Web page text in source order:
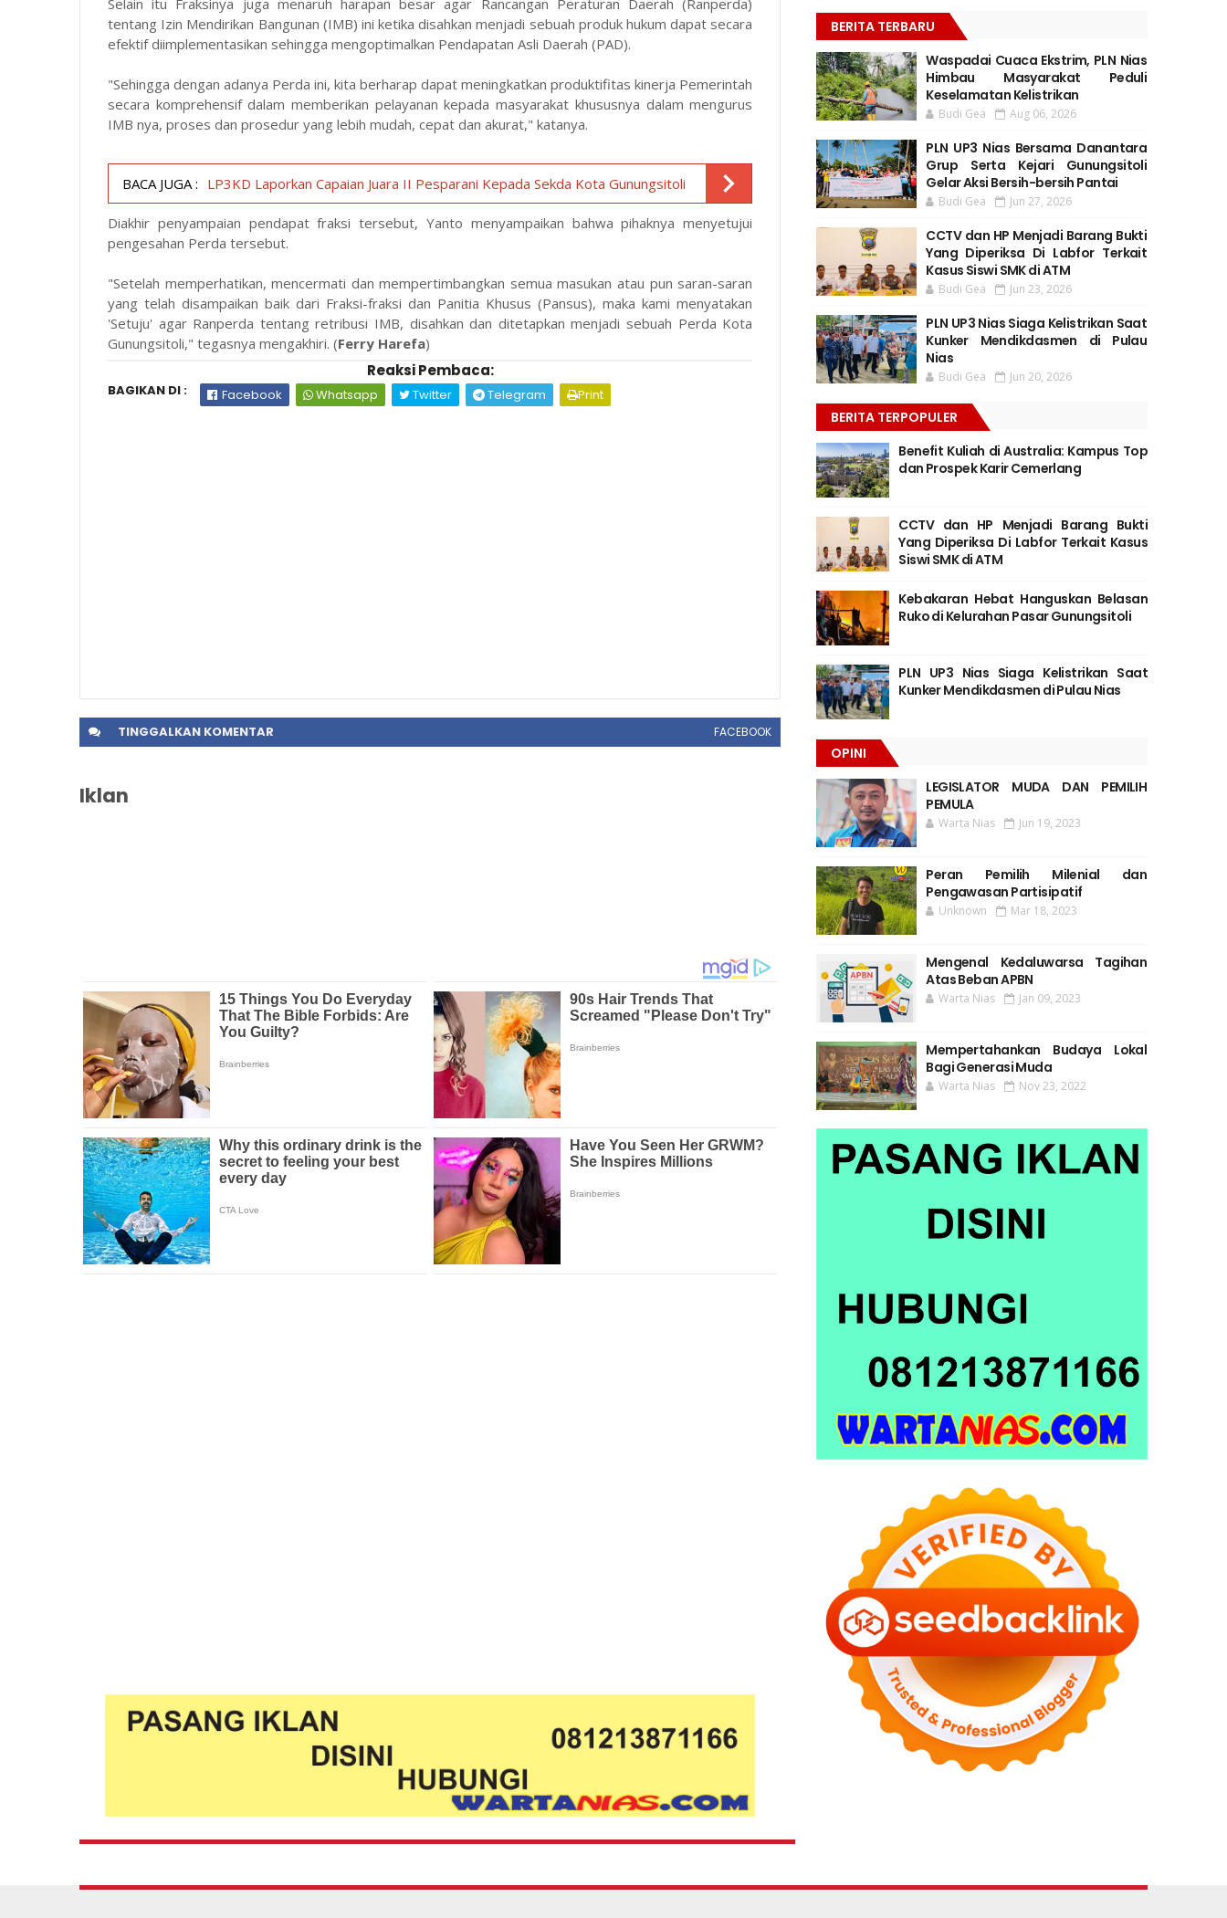
tentang Izin Mendirikan Bangunan (IMB) ini ketika disahkan menjadi sebuah produk hukum dapat secara
efektif diimplementasikan sehingga mengoptimalkan Pendapatan Asli Daerah (PAD).
"Sehingga dengan adanya Perda ini, kita berharap dapat meningkatkan produktifitas kinerja Pemerintah
secara komprehensif dalam memberikan pelayanan kepada masyarakat khususnya dalam mengurus
IMB nya, proses dan prosedur yang lebih mudah, cepat dan akurat," katanya.
BACA JUGA : LP3KD Laporkan Capaian Juara II Pesparani Kepada Sekda Kota Gunungsitoli
Diakhir penyampaian pendapat fraksi tersebut, Yanto menyampaikan bahwa pihaknya menyetujui
pengesahan Perda tersebut.
"Setelah memperhatikan, mencermati dan mempertimbangkan semua masukan atau pun saran-saran
yang telah disampaikan baik dari Fraksi-fraksi dan Panitia Khusus (Pansus), maka kami menyatakan
'Setuju' agar Ranperda tentang retribusi IMB, disahkan dan ditetapkan menjadi sebuah Perda Kota
Gunungsitoli," tegasnya mengakhiri. (Ferry Harefa)
Reaksi Pembaca:
BAGIKAN DI : Facebook Whatsapp Twitter Telegram Print
TINGGALKAN KOMENTAR FACEBOOK
Iklan
BERITA TERBARU
Waspadai Cuaca Ekstrim, PLN Nias
Himbau Masyarakat Peduli
Keselamatan Kelistrikan
Budi Gea Aug 06, 2026
PLN UP3 Nias Bersama Danantara
Grup Serta Kejari Gunungsitoli
Gelar Aksi Bersih-bersih Pantai
Budi Gea Jun 27, 2026
CCTV dan HP Menjadi Barang Bukti
Yang Diperiksa Di Labfor Terkait
Kasus Siswi SMK di ATM
Budi Gea Jun 23, 2026
PLN UP3 Nias Siaga Kelistrikan Saat
Kunker Mendikdasmen di Pulau
Nias
Budi Gea Jun 20, 2026
BERITA TERPOPULER
Benefit Kuliah di Australia: Kampus Top
dan Prospek Karir Cemerlang
CCTV dan HP Menjadi Barang Bukti
Yang Diperiksa Di Labfor Terkait Kasus
Siswi SMK di ATM
Kebakaran Hebat Hanguskan Belasan
Ruko di Kelurahan Pasar Gunungsitoli
PLN UP3 Nias Siaga Kelistrikan Saat
Kunker Mendikdasmen di Pulau Nias
OPINI
LEGISLATOR MUDA DAN PEMILIH
PEMULA
Warta Nias Jun 19, 2023
Peran Pemilih Milenial dan
Pengawasan Partisipatif
Unknown Mar 18, 2023
Mengenal Kedaluwarsa Tagihan
Atas Beban APBN
Warta Nias Jan 09, 2023
Mempertahankan Budaya Lokal
Bagi Generasi Muda
Warta Nias Nov 23, 2022